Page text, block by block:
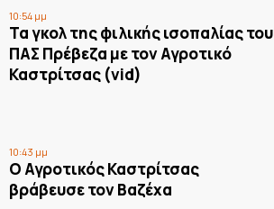
10:54 μμ
Τα γκολ της φιλικής ισοπαλίας του
ΠΑΣ Πρέβεζα με τον Αγροτικό
Καστρίτσας (vid)
10:43 μμ
Ο Αγροτικός Καστρίτσας
βράβευσε τον Βαζέχα